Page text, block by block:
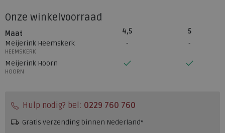
Onze winkelvoorraad
Maat 4,5
5
Meijerink Heemskerk
HEEMSKERK
Meijerink Hoorn
HOORN
Hulp nodig? bel: 0229 760 760
Gratis verzending binnen Nederland*